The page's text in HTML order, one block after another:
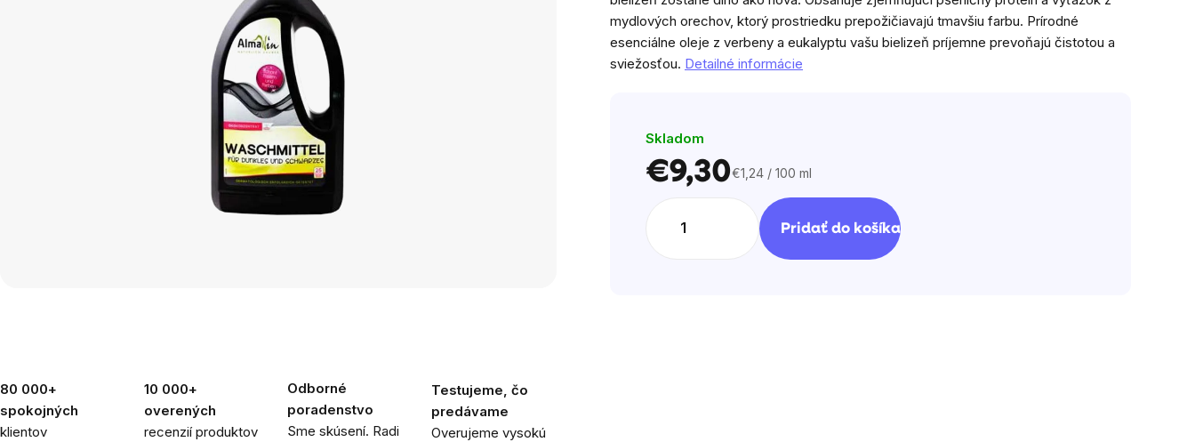
0,0
80 000+
spokojných
klientov
10 000+
overených
recenzií produktov
Odborné
poradenstvo
Sme skúsení. Radi
Testujeme, čo
predávame
Overujeme vysokú
mydlových orechov, ktorý prostriedku prepožičiavajú tmavšiu farbu. Prírodné
esenciálne oleje z verbeny a eukalyptu vašu bielizeň príjemne prevoňajú čistotou a
sviežosťou. Detailné informácie
Skladom
€9,30 Jednotková
€1,24 / 100 ml
Pridať do košíka